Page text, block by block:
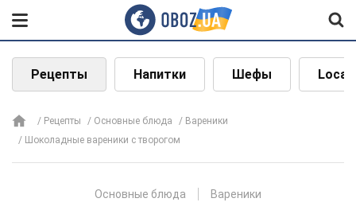
Рецепты Напитки Шефы Local
Рецепты Основные блюда
Вареники
Шоколадные вареники с творогом
Основные блюда Вареники